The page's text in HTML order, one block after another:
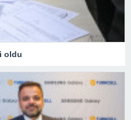
oldu